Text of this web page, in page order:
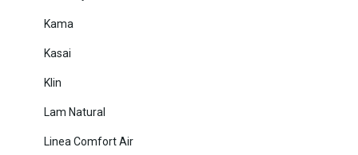
Kama
Kasai
Klin
Lam Natural
Linea Comfort Air